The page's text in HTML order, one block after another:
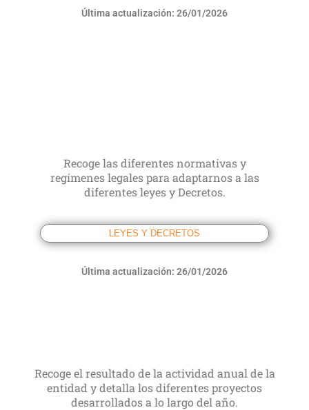
Última actualización: 26/01/2026
Recoge las diferentes normativas y
regímenes legales para adaptarnos a las
diferentes leyes y Decretos.
LEYES Y DECRETOS
Última actualización: 26/01/2026
Recoge el resultado de la actividad anual de la
entidad y detalla los diferentes proyectos
desarrollados a lo largo del año.